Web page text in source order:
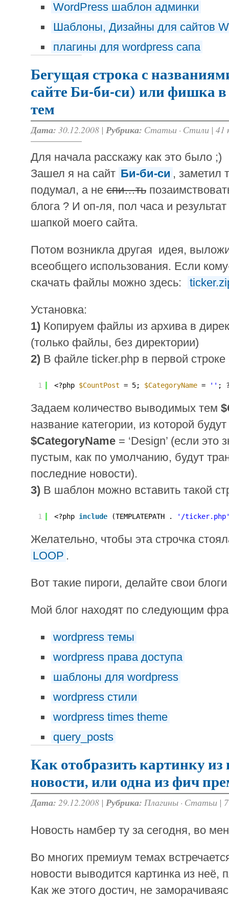
WordPress шаблон админки
Шаблоны, Дизайны для сайтов
плагины для wordpress сапа
Бегущая строка с
сайте Би-би-си) или фишка
тем
Дата: 30.12.2008 | Рубрика: Статьи · Стили | 41
Для начала расскажу как это было ;)
Зашел я на сайт Би-би-си , заметил
подумал, а не спи…ть
блога ? И оп-ля, пол часа и
шапкой моего сайта.
Потом возникла другая идея,
всеобщего использования. Если
скачать файлы можно здесь:
Установка:
1) Копируем файлы из архива в
(только файлы, без директории)
2) В файле ticker.php в первой строке
1 <?php $CountPost = 5; $CategoryName = '' ;
Задаем количество выводимых тем
название категории, из которой
$CategoryName = ‘Design’ (если это
пустым, как по умолчанию, будут
последние новости).
3) В шаблон можно вставить такой
1 <?php include (TEMPLATEPATH . '/
Желательно, чтобы эта строчка
LOOP .
Вот такие пироги, делайте свои
Мой блог находят по следующим
wordpress темы
wordpress права доступа
шаблоны для wordpress
wordpress стили
wordpress times theme
query_posts
Как отобразить картинку из
новости, или одна из фич
Дата: 29.12.2008 | Рубрика: Плагины · Статьи |
Новость намбер ту за сегодня, во
Во многих премиум темах
новости выводится картинка из неё,
Как же этого достич, не